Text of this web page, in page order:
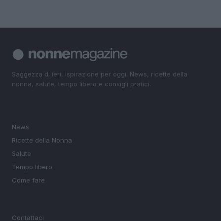
Saggezza di ieri, ispirazione per oggi. News, ricette della
nonna, salute, tempo libero e consigli pratici.
News
Ricette della Nonna
Salute
Tempo libero
Come fare
Contattaci